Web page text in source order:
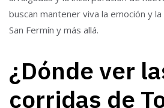
buscan mantener viva la emoción y
San Fermín y más allá.
¿Dónde ver
corridas de